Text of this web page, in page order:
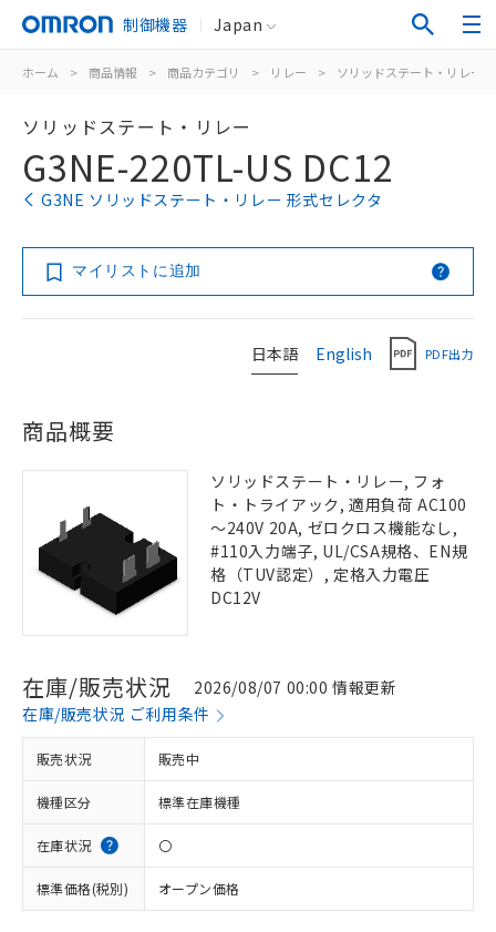
制御機器 Japan
ホーム > 商品情報 > 商品カテゴリ > リレー > ソリッドステート・リレー
ソリッドステート・リレー
G3NE-220TL-US DC12
G3NE ソリッドステート・リレー 形式セレクタ
マイリストに追加
日本語 English PDF出力
商品概要
ソリッドステート・リレー, フォ
ト・トライアック, 適用負荷 AC100
～240V 20A, ゼロクロス機能なし,
#110入力端子, UL/CSA規格、EN規
格（TUV認定）, 定格入力電圧
DC12V
在庫/販売状況
2026/08/07 00:00 情報更新
在庫/販売状況 ご利用条件
販売状況 販売中
機種区分 標準在庫機種
在庫状況 〇
標準価格(税別) オープン価格